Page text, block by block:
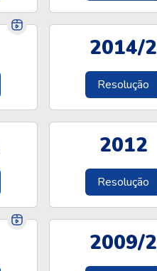
2014/2
Resolução
2012
Resolução
2009/2